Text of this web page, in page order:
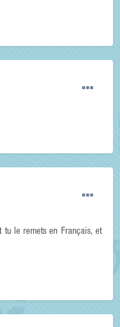
tu le remets en Français, et